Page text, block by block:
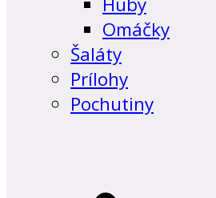
Omáčky
Šaláty
Prílohy
Pochutiny